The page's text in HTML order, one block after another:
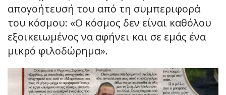
απογοήτευσή του από τη συμπεριφορά
του κόσμου: «Ο κόσμος δεν είναι καθόλου
εξοικειωμένος να αφήνει και σε εμάς ένα
μικρό φιλοδώρημα».